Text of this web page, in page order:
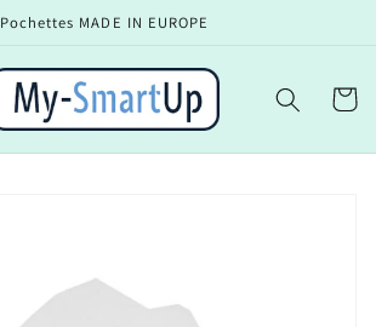
Pochettes MADE IN EUROPE
Panier